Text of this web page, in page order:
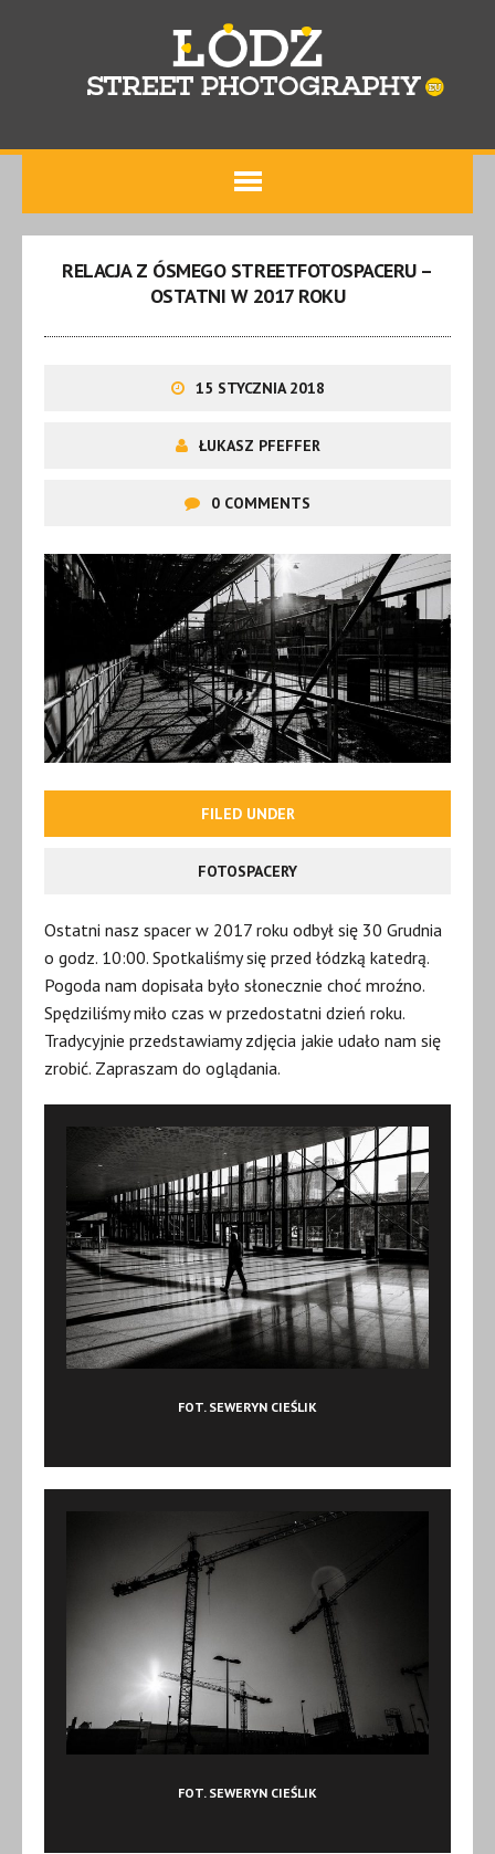
RELACJA Z ÓSMEGO STREETFOTOSPACERU –
OSTATNI W 2017 ROKU
15 STYCZNIA 2018
ŁUKASZ PFEFFER
0 COMMENTS
FILED UNDER
FOTOSPACERY
Ostatni nasz spacer w 2017 roku odbył się 30 Grudnia
o godz. 10:00. Spotkaliśmy się przed łódzką katedrą.
Pogoda nam dopisała było słonecznie choć mroźno.
Spędziliśmy miło czas w przedostatni dzień roku.
Tradycyjnie przedstawiamy zdjęcia jakie udało nam się
zrobić. Zapraszam do oglądania.
FOT. SEWERYN CIEŚLIK
FOT. SEWERYN CIEŚLIK